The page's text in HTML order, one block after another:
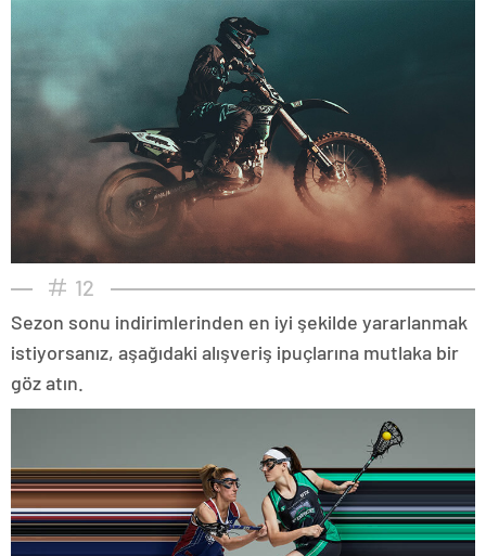
12
Sezon sonu indirimlerinden en iyi şekilde yararlanmak
istiyorsanız, aşağıdaki alışveriş ipuçlarına mutlaka bir
göz atın.